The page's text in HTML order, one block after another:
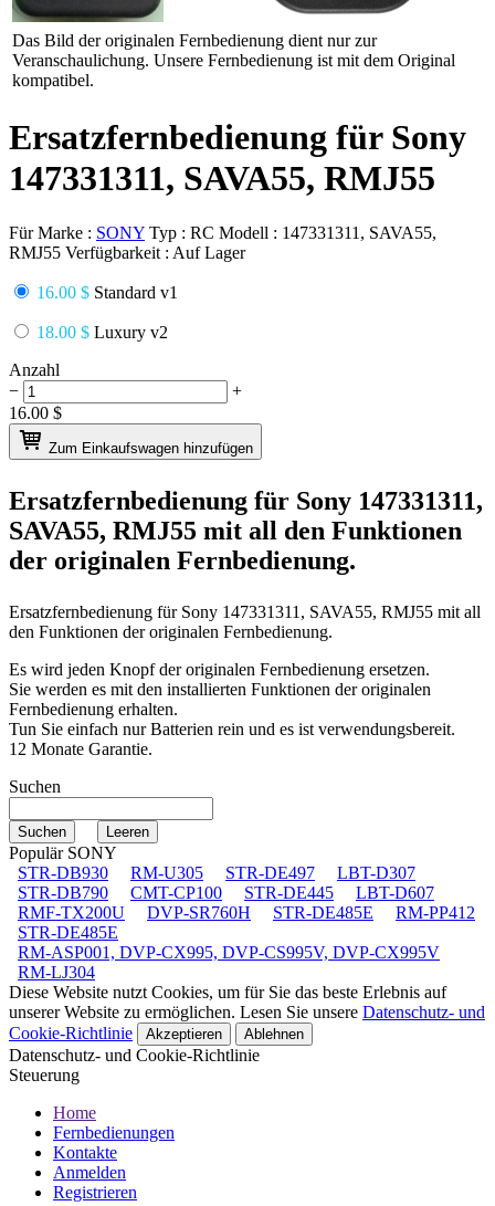
Das Bild der originalen Fernbedienung dient nur zur
Veranschaulichung. Unsere Fernbedienung ist mit dem Original
kompatibel.
Ersatzfernbedienung für Sony
147331311, SAVA55, RMJ55
Für Marke : SONY Typ : RC Modell : 147331311, SAVA55,
RMJ55 Verfügbarkeit : Auf Lager
16.00 $ Standard v1
18.00 $ Luxury v2
Anzahl
−
+
16.00 $
Zum Einkaufswagen hinzufügen
Ersatzfernbedienung für Sony 147331311,
SAVA55, RMJ55 mit all den Funktionen
der originalen Fernbedienung.
Ersatzfernbedienung fürSony 147331311, SAVA55, RMJ55 mit all
den Funktionen der originalen Fernbedienung.
Es wird jeden Knopf der originalen Fernbedienung ersetzen.
Sie werden es mit den installierten Funktionen der originalen
Fernbedienung erhalten.
Tun Sie einfach nur Batterien rein und es ist verwendungsbereit.
12 Monate Garantie.
Suchen
Populär SONY
STR-DB930
RM-U305 STR-DE497
LBT-D307
STR-DB790
CMT-CP100 STR-DE445
LBT-D607
RMF-TX200U
DVP-SR760H STR-DE485E
RM-PP412
STR-DE485E
RM-ASP001, DVP-CX995, DVP-CS995V, DVP-CX995V
RM-LJ304
Diese Website nutzt Cookies, um für Sie das beste Erlebnis auf
unserer Website zu ermöglichen. Lesen Sie unsere Datenschutz- und
Cookie-Richtlinie
Akzeptieren Ablehnen
Datenschutz- und Cookie-Richtlinie
Steuerung
Home
Fernbedienungen
Kontakte
Anmelden
Registrieren